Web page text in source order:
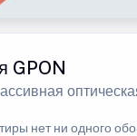
GPON
нет ни одного